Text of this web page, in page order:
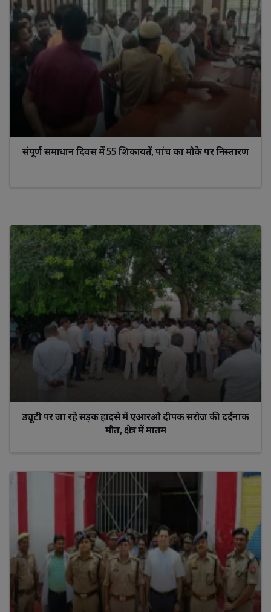
संपूर्ण समाधान दिवस में 55 शिकायतें, पांच का मौके पर निस्तारण
ड्यूटी पर जा रहे सड़क हादसे में एआरओ दीपक सरोज की दर्दनाक
मौत, क्षेत्र में मातम